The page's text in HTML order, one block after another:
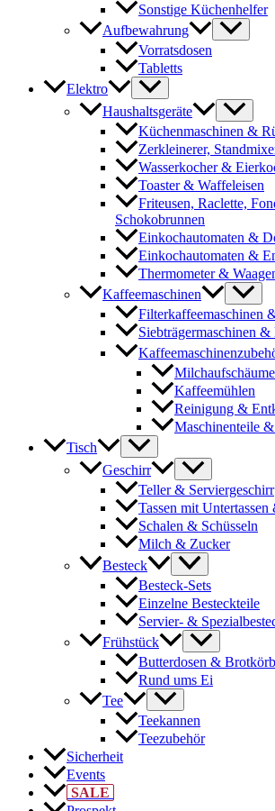
Sonstige Küchenhelfer
Aufbewahrung
Vorratsdosen
Tabletts
Elektro
Haushaltsgeräte
Küchenmaschinen &
Zerkleinerer,
Wasserkocher &
Toaster & Waffeleisen
Friteusen, Raclette,
Schokobrunnen
Einkochautomaten &
Einkochautomaten &
Thermometer &
Kaffeemaschinen
Filterkaffeemaschinen
Siebträgermaschinen &
Kaffeemühlen
Reinigung &
Maschinenteile
Tisch
Geschirr
Teller & Serviergeschirr
Tassen mit
Schalen & Schüsseln
Milch & Zucker
Besteck
Besteck-Sets
Einzelne Besteckteile
Servier- &
Frühstück
Butterdosen &
Rund ums Ei
Tee
Teekannen
Teezubehör
Sicherheit
Events
SALE